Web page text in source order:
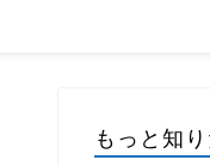
もっと知